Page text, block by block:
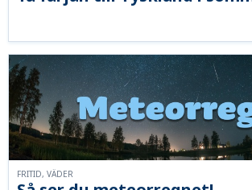
FRITID, VÄDER